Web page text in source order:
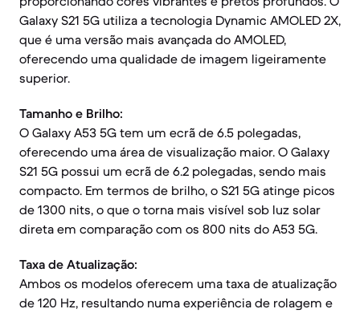
Galaxy S21 5G utiliza a tecnologia Dynamic AMOLED 2X,
que é uma versão mais avançada do AMOLED,
oferecendo uma qualidade de imagem ligeiramente
superior.
Tamanho e Brilho:
O Galaxy A53 5G tem um ecrã de 6.5 polegadas,
oferecendo uma área de visualização maior. O Galaxy
S21 5G possui um ecrã de 6.2 polegadas, sendo mais
compacto. Em termos de brilho, o S21 5G atinge picos
de 1300 nits, o que o torna mais visível sob luz solar
direta em comparação com os 800 nits do A53 5G.
Taxa de Atualização:
Ambos os modelos oferecem uma taxa de atualização
de 120 Hz, resultando numa experiência de rolagem e